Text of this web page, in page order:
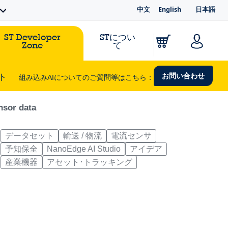
中文 English 日本語
ST Developer
Zone
STについ
て
組み込みAIについてのご質問等はこちら： お問い合わせ
data
データセット 輸送 / 物流
電流センサ
予知保全
NanoEdge AI Studio
アイデア
産業機器
アセット･トラッキング